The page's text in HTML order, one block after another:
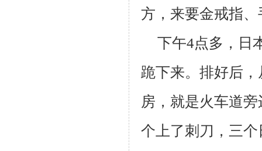
方，来要金戒指
下午4点多，日
跪下来。排好后
房，就是火车道
个上了刺刀，三